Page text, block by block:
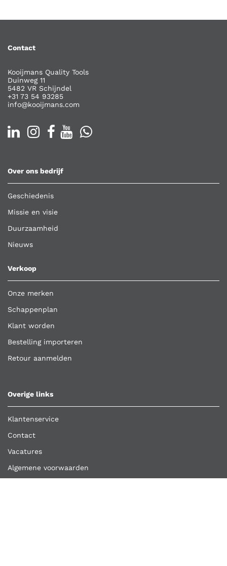
Contact
Kooijmans Quality Tools
Duinweg 11
5482 VR Schijndel
+31 73 54 93285
info@kooijmans.com
Over ons bedrijf
Geschiedenis
Missie en visie
Duurzaamheid
Nieuws
Verkoop
Onze merken
Schappenplan
Klant worden
Bestelling importeren
Retour aanmelden
Overige links
Klantenservice
Contact
Vacatures
Algemene voorwaarden